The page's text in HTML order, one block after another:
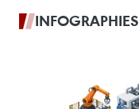
INFOGRAPHIES